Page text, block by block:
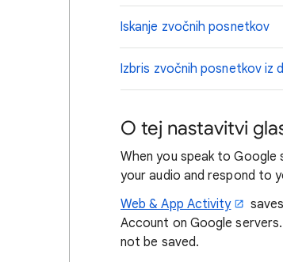
Iskanje zvočnih posnetkov
Izbris zvočnih posnetkov iz
O tej nastavitvi
When you speak to
your audio and respond to
Web & App Activity
Account on Google
not be saved.